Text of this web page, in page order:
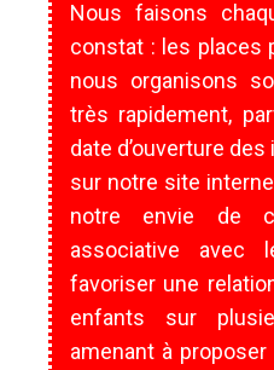
Nous faisons
constat : les places
nous organisons
très rapidement,
date d’ouverture
sur notre site
notre envie de
associative avec
favoriser une
enfants sur
amenant à